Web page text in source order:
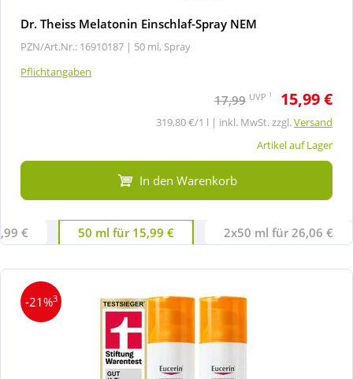
Dr. Theiss Melatonin Einschlaf-Spray NEM
PZN/Art.Nr.: 16910187 | 50 ml, Spray
Pflichtangaben
17,99 UVP 1 15,99 €
319,80 €/1 l | inkl. MwSt. zzgl.Versand
Artikel auf Lager
In den Warenkorb
€ 50 ml für 15,99 € 2x50 ml für 26,06 €
-21%3